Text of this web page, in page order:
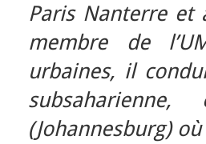
Paris Nanterre et
membre de
urbaines, il
(Johannesburg)